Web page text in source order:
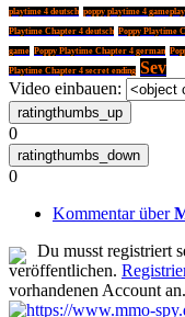
playtime 4 deutsch poppy playtime 4 gameplay
Playtime Chapter 4 deutsch Poppy Playtime
game Poppy Playtime Chapter 4 german
Playtime Chapter 4 secret ending Sev
Video einbauen:
0
0
Kommentar über
Du musst registriert
veröffentlichen.
vorhandenen Account an.